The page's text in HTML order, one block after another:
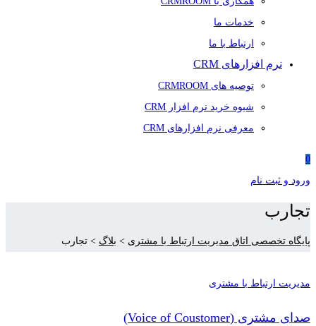
خدمات ما
ارتباط با ما
نرم افزارهای CRM
توصیه های CRMROOM
شیوه خرید نرم افزار CRM
معرفی نرم افزارهای CRM
0
ورود و ثبت نام
تجارب
پایگاه تخصصی اتاق مدیریت ارتباط با مشتری > بلاگ > تجارب
مدیریت ارتباط با مشتری
صدای مشتری (Voice of Coustomer)